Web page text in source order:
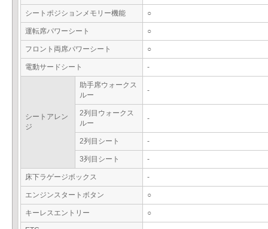
シートポジションメモリー機能 ○
運転席パワーシート ○
フロント両席パワーシート ○
電動サードシート -
シートアレン
ジ
助手席ウォークス
ルー
-
2列目ウォークス
ルー
-
2列目シート -
3列目シート -
床下ラゲージボックス -
エンジンスタートボタン ○
キーレスエントリー ○